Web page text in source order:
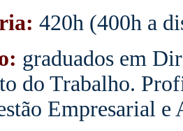
420h (400h a
graduados em
do Trabalho.
Empresarial e